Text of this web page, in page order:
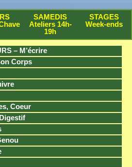
SAMEDIS
Ateliers 14h-
19h
STAGES
Week-ends
– M’écrire
Corps
Coeur